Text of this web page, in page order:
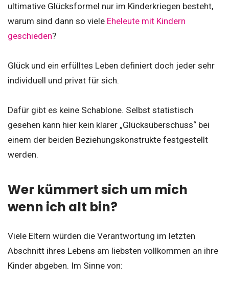
ultimative Glücksformel nur im Kinderkriegen besteht,
warum sind dann so viele Eheleute mit Kindern
geschieden?
Glück und ein erfülltes Leben definiert doch jeder sehr
individuell und privat für sich.
Dafür gibt es keine Schablone. Selbst statistisch
gesehen kann hier kein klarer „Glücksüberschuss“ bei
einem der beiden Beziehungskonstrukte festgestellt
werden.
Wer kümmert sich um mich
wenn ich alt bin?
Viele Eltern würden die Verantwortung im letzten
Abschnitt ihres Lebens am liebsten vollkommen an ihre
Kinder abgeben. Im Sinne von: